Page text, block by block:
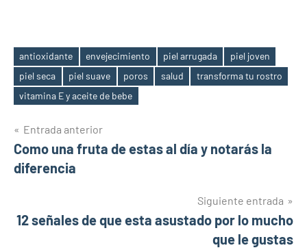
Etiquetas
antioxidante envejecimiento piel arrugada
piel joven
piel seca
piel suave poros salud
transforma tu rostro
vitamina E y aceite de bebe
Navegación
de
Entrada anterior
Como una fruta de estas al día y notarás la
diferencia
Siguiente entrada
12 señales de que esta asustado por lo mucho
que le gustas